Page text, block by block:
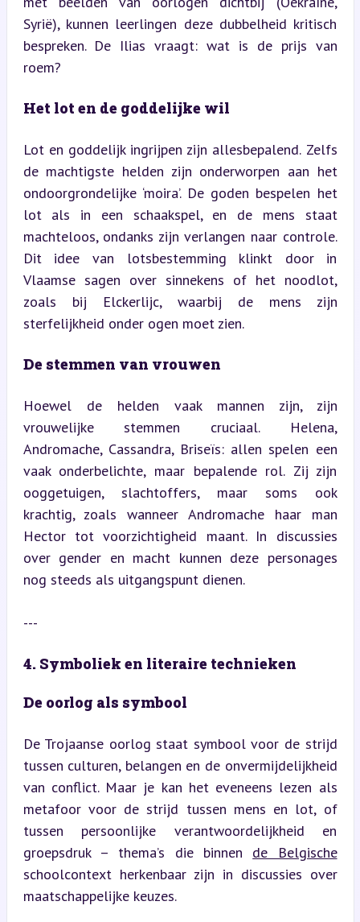
Syrië), kunnen leerlingen deze dubbelheid kritisch
bespreken. De Ilias vraagt: wat is de prijs van
roem?
Het lot en de goddelijke wil
Lot en goddelijk ingrijpen zijn allesbepalend. Zelfs
de machtigste helden zijn onderworpen aan het
ondoorgrondelijke ‘moira’. De goden bespelen het
lot als in een schaakspel, en de mens staat
machteloos, ondanks zijn verlangen naar controle.
Dit idee van lotsbestemming klinkt door in
Vlaamse sagen over sinnekens of het noodlot,
zoals bij Elckerlijc, waarbij de mens zijn
sterfelijkheid onder ogen moet zien.
De stemmen van vrouwen
Hoewel de helden vaak mannen zijn, zijn
vrouwelijke stemmen cruciaal. Helena,
Andromache, Cassandra, Briseïs: allen spelen een
vaak onderbelichte, maar bepalende rol. Zij zijn
ooggetuigen, slachtoffers, maar soms ook
krachtig, zoals wanneer Andromache haar man
Hector tot voorzichtigheid maant. In discussies
over gender en macht kunnen deze personages
nog steeds als uitgangspunt dienen.
---
4. Symboliek en literaire technieken
De oorlog als symbool
De Trojaanse oorlog staat symbool voor de strijd
tussen culturen, belangen en de onvermijdelijkheid
van conflict. Maar je kan het eveneens lezen als
metafoor voor de strijd tussen mens en lot, of
tussen persoonlijke verantwoordelijkheid en
groepsdruk – thema’s die binnen de Belgische
schoolcontext herkenbaar zijn in discussies over
maatschappelijke keuzes.